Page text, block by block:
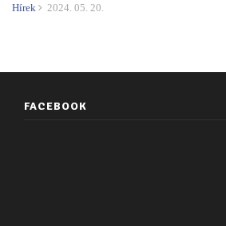
Hírek 2024. 05. 20.
FACEBOOK